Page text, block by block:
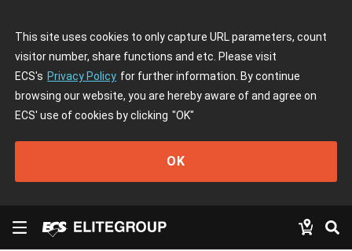
This site uses cookies to only capture URL parameters, count
visitor number, share functions and etc. Please visit
ECS's Privacy Policy for further information. By continue
browsing our website, you are hereby aware of and agree on
ECS' use of cookies by clicking "OK"
OK